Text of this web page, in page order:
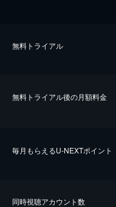
無料トライアル
無料トライアル後の⽉額料金
毎⽉もらえるU-NEXTポイント
同時視聴アカウント数